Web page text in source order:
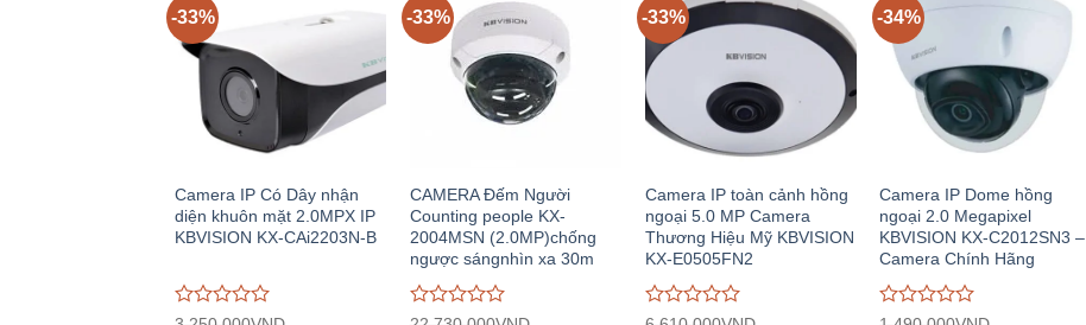
-33%
Camera IP Có Dây nhận
diện khuôn mặt 2.0MPX IP
KBVISION KX-CAi2203N-B
-33%
CAMERA Đếm Người
Counting people KX-
2004MSN (2.0MP)chống
ngược sángnhìn xa 30m
-33%
Camera IP toàn cảnh hồng
ngoại 5.0 MP Camera
Thương Hiệu Mỹ KBVISION
KX-E0505FN2
-34%
Camera IP Dome hồng
ngoại 2.0 Megapixel
KBVISION KX-C2012SN3 –
Camera Chính Hãng